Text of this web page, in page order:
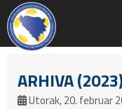
ARHIVA
Utorak, 20. februar